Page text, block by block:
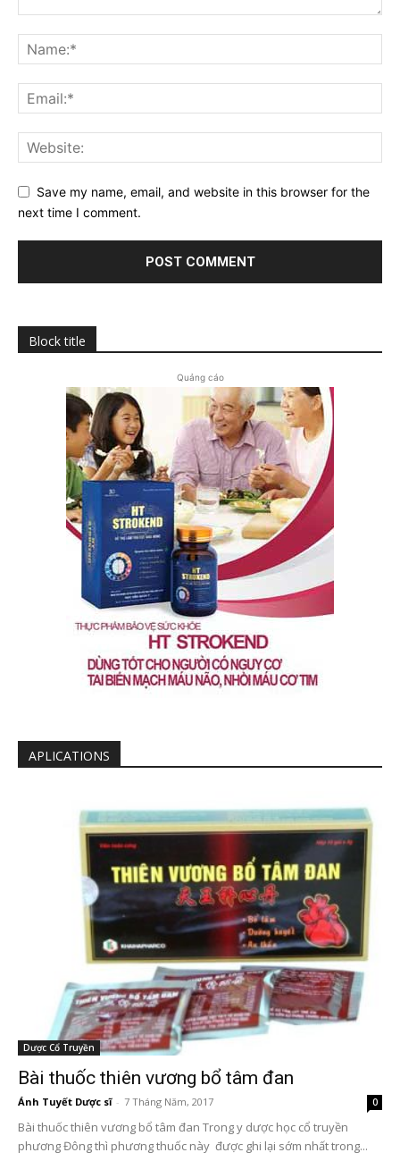
Save my name, email, and website in this browser for the
next time I comment.
Block title
Quảng cáo
APLICATIONS
Dược Cổ Truyền
Bài thuốc thiên vương bổ tâm đan
Ánh Tuyết Dược sĩ - 7 Tháng Năm, 2017 0
Bài thuốc thiên vương bổ tâm đan Trong y dược học cổ truyền
phương Đông thì phương thuốc này được ghi lại sớm nhất trong...